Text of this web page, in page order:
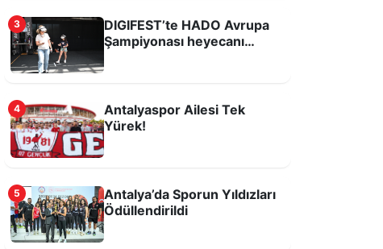
İşte Antalyaspor'un yeni sezon
formaları
3
DIGIFEST’te HADO Avrupa
Şampiyonası heyecanı
4
Antalyaspor Ailesi Tek
Yürek!
5
Antalya’da Sporun Yıldızları
Ödüllendirildi